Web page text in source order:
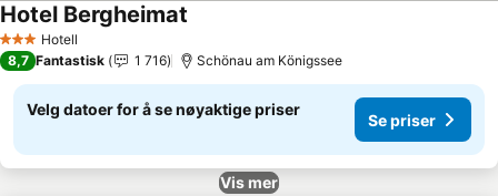
3 StjernerHotell
Hotel Bergheimat
8,7 Fantastisk 1 716 Schönau am Königssee
Velg datoer for å se nøyaktige priser
Se priser
Vis mer